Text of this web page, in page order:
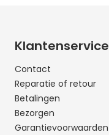
Klantenservice
Contact
Reparatie of retour
Betalingen
Bezorgen
Garantievoorwaarden